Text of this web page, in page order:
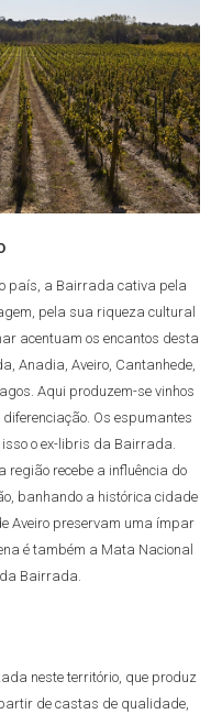
país, a Bairrada cativa pela
pela sua riqueza cultural
acentuam os encantos desta
Anadia, Aveiro, Cantanhede,
Aqui produzem-se vinhos
Os espumantes
o ex-libris da Bairrada.
recebe a influência do
banhando a histórica cidade
Aveiro preservam uma ímpar
é também a Mata Nacional
da Bairrada.
neste território, que produz
de castas de qualidade,